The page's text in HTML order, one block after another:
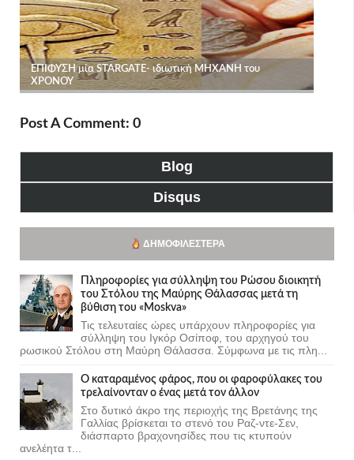
Post A Comment: 0
Blog
Disqus
ΔΗΜΟΦΙΛΈΣΤΕΡΑ
Πληροφορίες για σύλληψη του Ρώσου διοικητή
του Στόλου της Mαύρης Θάλασσας μετά τη
βύθιση του «Moskva»
Τις τελευταίες ώρες υπάρχουν πληροφορίες για
σύλληψη του Ιγκόρ Οσίποφ, του αρχηγού του
ρωσικού Στόλου στη Μαύρη Θάλασσα. Σύμφωνα με τις πλη...
Ο καταραμένος φάρος, που οι φαροφύλακες του
τρελαίνονταν ο ένας μετά τον άλλον
Στο δυτικό άκρο της περιοχής της Βρετάνης της
Γαλλίας βρίσκεται το στενό του Ραζ-ντε-Σεν,
διάσπαρτο βραχονησίδες που τις κτυπούν
ανελέητα τ...